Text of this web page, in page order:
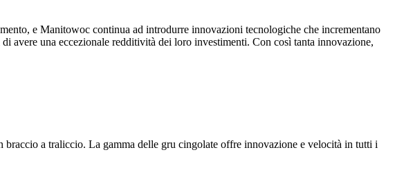
e Manitowoc continua ad introdurre innovazioni tecnologiche che incrementano
avere una eccezionale redditività dei loro investimenti. Con così tanta innovazione,
a traliccio. La gamma delle gru cingolate offre innovazione e velocità in tutti i